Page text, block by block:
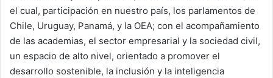
el cual, participación en nuestro país, los parlamentos de
Chile, Uruguay, Panamá, y la OEA; con el acompañamiento
de las academias, el sector empresarial y la sociedad civil,
un espacio de alto nivel, orientado a promover el
desarrollo sostenible, la inclusión y la inteligencia